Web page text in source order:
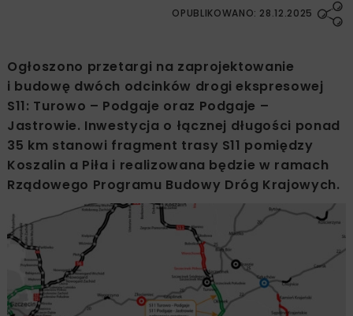
OPUBLIKOWANO: 28.12.2025
Ogłoszono przetargi na zaprojektowanie
i budowę dwóch odcinków drogi ekspresowej
S11: Turowo – Podgaje oraz Podgaje –
Jastrowie. Inwestycja o łącznej długości ponad
35 km stanowi fragment trasy S11 pomiędzy
Koszalin a Piła i realizowana będzie w ramach
Rządowego Programu Budowy Dróg Krajowych.